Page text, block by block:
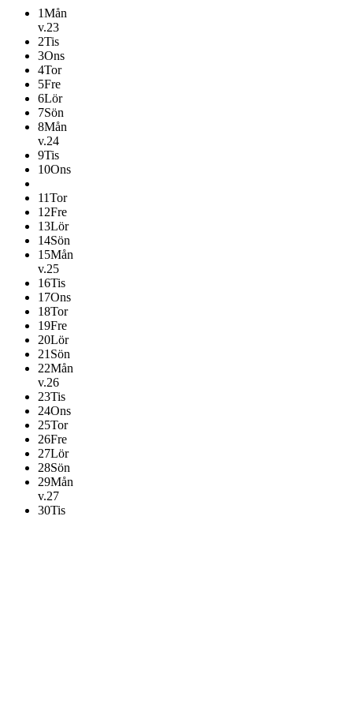
1Mån
v.23
2Tis
3Ons
4Tor
5Fre
6Lör
7Sön
8Mån
v.24
9Tis
10Ons
11Tor
12Fre
13Lör
14Sön
15Mån
v.25
16Tis
17Ons
18Tor
19Fre
20Lör
21 Sön
22Mån
v.26
23Tis
24Ons
25Tor
26Fre
27Lör
28Sön
29Mån
v.27
30Tis